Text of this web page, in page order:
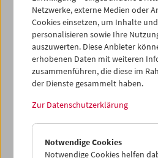
in diese Forschungsinfrastruktur
das Filmmuseum modernste
hochauflösende Digitalisierung
8mm bis 35mm bereit. Diese
nur die Sicherung gefährdeter
eröffnet auch neue
materialwissenschaftlichen
ihrer Alterungsprozesse und
Durch die Bündelung von
Hochschulen und Denkmalpflege
einzigartiges österreichisches
Netzwerke, externe Medien oder
Cookies einsetzen, um Inhalte
personalisieren sowie Ihre
auszuwerten. Diese Anbieter
erhobenen Daten mit weiteren
zusammenführen, die diese im
der Dienste gesammelt haben.
Zur Datenschutzerklärung
Notwendige Cookies
Notwendige Cookies helfen